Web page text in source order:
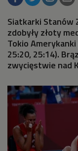
Siatkarki Stanów
zdobyły złoty
Tokio
25:20, 25:14).
zwycięstwie nad